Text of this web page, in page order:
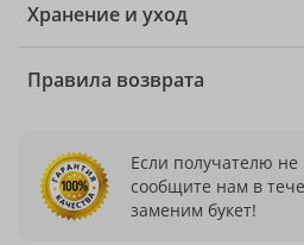
Хранение и уход
Правила возврата
Если получателю не
сообщите нам в
заменим букет!